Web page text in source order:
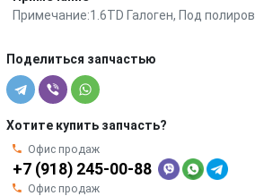
Примечание:1.6TD Галоген, Под
Поделиться запчастью
Хотите купить запчасть?
Офис продаж
+7 (918) 245-00-88
Офис продаж